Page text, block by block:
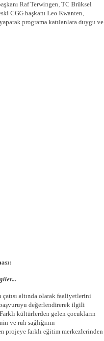
Raf Terwingen, TC Brüksel
CGG başkanı Leo Kwanten,
programa katılanlara duygu ve
altında olarak faaliyetlerini
değerlendirerek ilgili
kültürlerden gelen çocukların
ve ruh sağlığının
projeye farklı eğitim merkezlerinden